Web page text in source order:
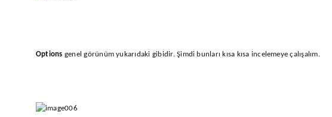
Options genel görünüm yukarıdaki gibidir. Şimdi bunları kısa kısa incelemeye çalışalım.